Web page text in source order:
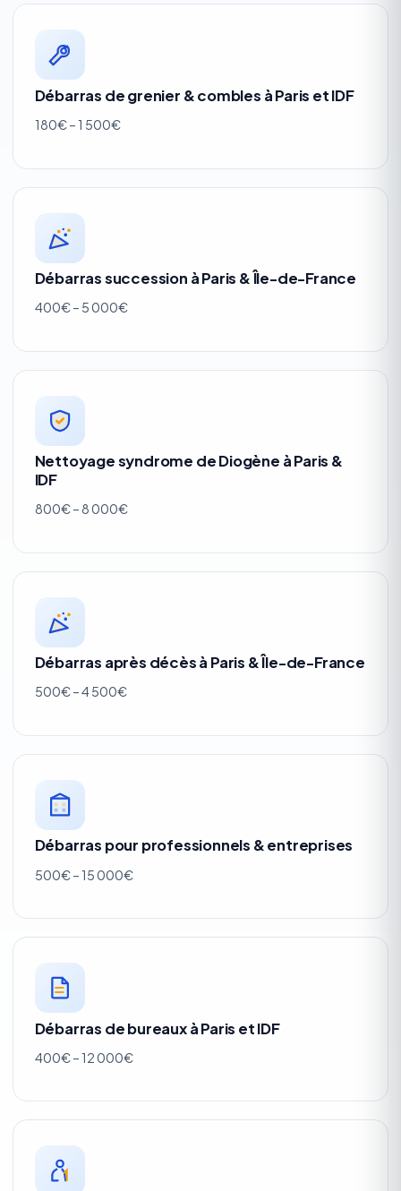
Débarras de grenier & combles à Paris et IDF
180€ – 1 500€
Débarras succession à Paris & Île-de-France
400€ – 5 000€
Nettoyage syndrome de Diogène à Paris &
IDF
800€ – 8 000€
Débarras après décès à Paris & Île-de-France
500€ – 4 500€
Débarras pour professionnels & entreprises
500€ – 15 000€
Débarras de bureaux à Paris et IDF
400€ – 12 000€